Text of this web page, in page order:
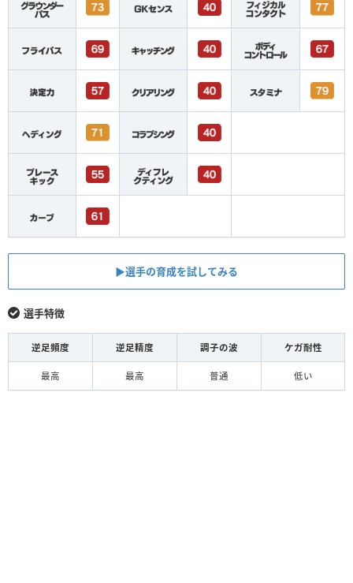
▶︎選手の育成を試してみる
選手特徴
逆足頻度 逆足精度 調子の波 ケガ耐性
最高 最高 普通 低い